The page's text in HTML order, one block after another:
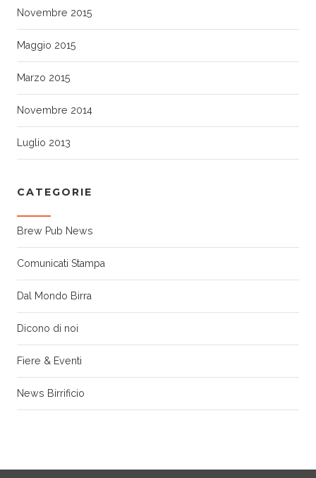
Novembre 2015
Maggio 2015
Marzo 2015
Novembre 2014
Luglio 2013
CATEGORIE
Brew Pub News
Comunicati Stampa
Dal Mondo Birra
Dicono di noi
Fiere & Eventi
News Birrificio